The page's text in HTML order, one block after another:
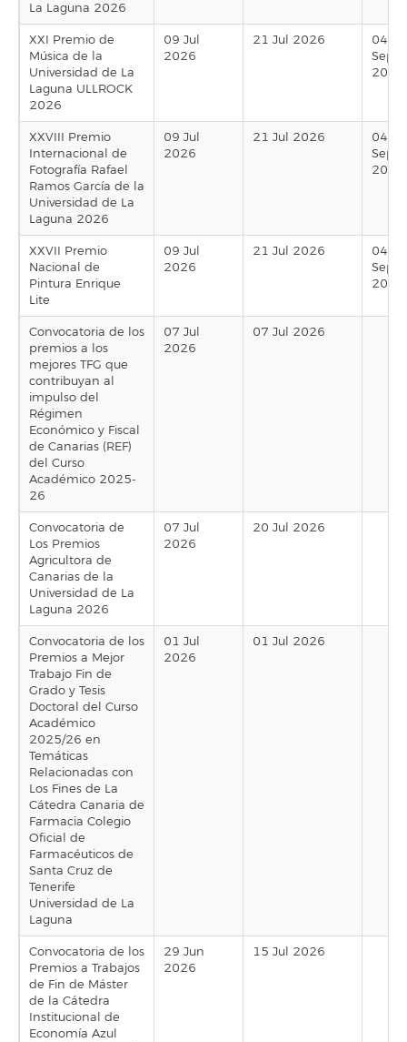
La Laguna 2026
XXI Premio de
Música de la
Universidad de La
Laguna ULLROCK
2026
09 Jul
2026
21 Jul 2026
04
Sep
2026
XXVIII Premio
Internacional de
Fotografía Rafael
Ramos García de la
Universidad de La
Laguna 2026
09 Jul
2026
21 Jul 2026
04
Sep
2026
XXVII Premio
Nacional de
Pintura Enrique
Lite
09 Jul
2026
21 Jul 2026
04
Sep
2026
Convocatoria de los
premios a los
mejores TFG que
contribuyan al
impulso del
Régimen
Económico y Fiscal
de Canarias (REF)
del Curso
Académico 2025-
26
07 Jul
2026
07 Jul 2026
Convocatoria de
Los Premios
Agricultora de
Canarias de la
Universidad de La
Laguna 2026
07 Jul
2026
20 Jul 2026
Convocatoria de los
Premios a Mejor
Trabajo Fin de
Grado y Tesis
Doctoral del Curso
Académico
2025/26 en
Temáticas
Relacionadas con
Los Fines de La
Cátedra Canaria de
Farmacia Colegio
Oficial de
Farmacéuticos de
Santa Cruz de
Tenerife
Universidad de La
Laguna
01 Jul
2026
01 Jul 2026
Convocatoria de los
Premios a Trabajos
de Fin de Máster
de la Cátedra
Institucional de
Economía Azul
29 Jun
2026
15 Jul 2026